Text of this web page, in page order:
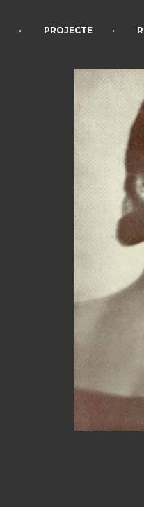
• PROJECTE •